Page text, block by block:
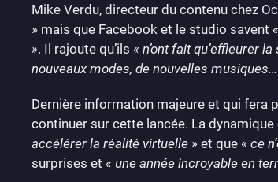
Mike Verdu, directeur du contenu chez
» mais que Facebook et le studio savent
». Il rajoute qu’ils « n’ont fait qu’effleurer
nouveaux modes, de nouvelles musiques…
Dernière information majeure et qui fera
continuer sur cette lancée. La
accélérer la réalité virtuelle » et que « ce
surprises et « une année incroyable en